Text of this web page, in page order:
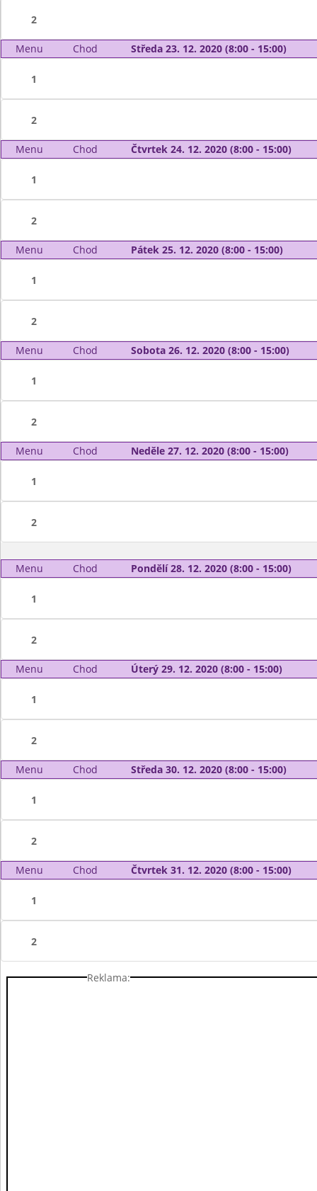
2
Menu Chod Středa 23. 12. 2020 (8:00 - 15:00)
1
2
Menu Chod Čtvrtek 24. 12. 2020 (8:00 - 15:00)
1
2
Menu Chod Pátek 25. 12. 2020 (8:00 - 15:00)
1
2
Menu Chod Sobota 26. 12. 2020 (8:00 - 15:00)
1
2
Menu Chod Neděle 27. 12. 2020 (8:00 - 15:00)
1
2
Menu Chod Pondělí 28. 12. 2020 (8:00 - 15:00)
1
2
Menu Chod Úterý 29. 12. 2020 (8:00 - 15:00)
1
2
Menu Chod Středa 30. 12. 2020 (8:00 - 15:00)
1
2
Menu Chod Čtvrtek 31. 12. 2020 (8:00 - 15:00)
1
2
Reklama: